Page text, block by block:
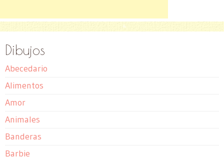
Dibujos
Abecedario
Alimentos
Amor
Animales
Banderas
Barbie